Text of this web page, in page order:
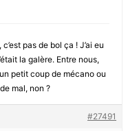
pas de bol ça ! J’ai eu
la galère. Entre nous,
petit coup de mécano ou
mal, non ?
#27491